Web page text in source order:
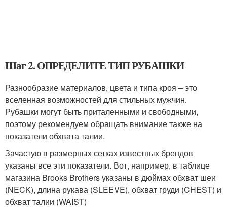
Шаг 2. ОПРЕДЕЛИТЕ ТИП РУБАШКИ
Разнообразие материалов, цвета и типа кроя – это
вселенная возможностей для стильных мужчин.
Рубашки могут быть приталенными и свободными,
поэтому рекомендуем обращать внимание также на
показатели обхвата талии.
Зачастую в размерных сетках известных брендов
указаны все эти показатели. Вот, например, в таблице
магазина Brooks Brothers указаны в дюймах обхват шеи
(NECK), длина рукава (SLEEVE), обхват груди (CHEST) и
обхват талии (WAIST)